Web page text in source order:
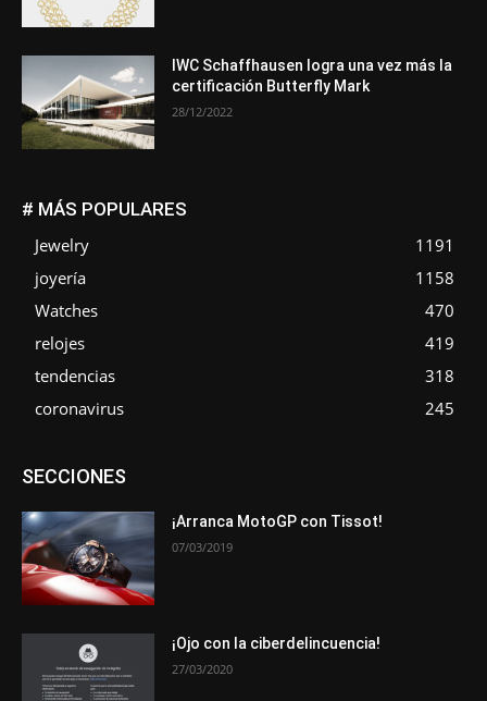
IWC Schaffhausen logra una vez más la
certificación Butterfly Mark
28/12/2022
# MÁS POPULARES
Jewelry
1191
joyería
1158
Watches
470
relojes
419
tendencias
318
coronavirus
245
SECCIONESAsociaciones
Novedades
Opiniones Premios Secciones
¡Arranca MotoGP con Tissot!
07/03/2019
¡Ojo con la ciberdelincuencia!
27/03/2020